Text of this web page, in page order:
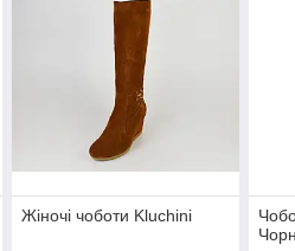
Жіночі чоботи Kluchini